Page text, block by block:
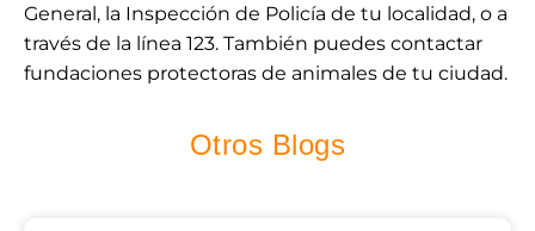
General, la Inspección de Policía de tu localidad, o a
través de la línea 123. También puedes contactar
fundaciones protectoras de animales de tu ciudad.
Otros Blogs